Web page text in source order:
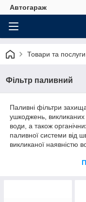
Автогараж
Товари та послуги
Фільтр паливний
Паливні фільтри
ушкоджень, викликаних
води, а також
паливної системи від
викликаної наявністю
властивостями.